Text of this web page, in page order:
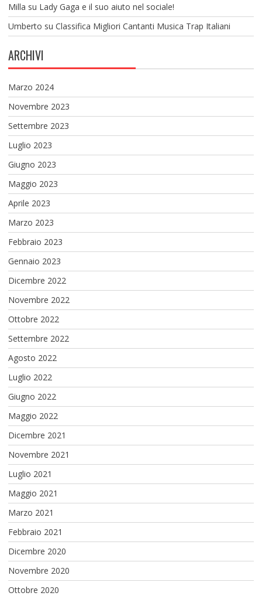
Milla su Lady Gaga e il suo aiuto nel sociale!
Umberto su Classifica Migliori Cantanti Musica Trap Italiani
ARCHIVI
Marzo 2024
Novembre 2023
Settembre 2023
Luglio 2023
Giugno 2023
Maggio 2023
Aprile 2023
Marzo 2023
Febbraio 2023
Gennaio 2023
Dicembre 2022
Novembre 2022
Ottobre 2022
Settembre 2022
Agosto 2022
Luglio 2022
Giugno 2022
Maggio 2022
Dicembre 2021
Novembre 2021
Luglio 2021
Maggio 2021
Marzo 2021
Febbraio 2021
Dicembre 2020
Novembre 2020
Ottobre 2020